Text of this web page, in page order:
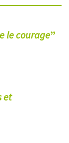
le courage”
et